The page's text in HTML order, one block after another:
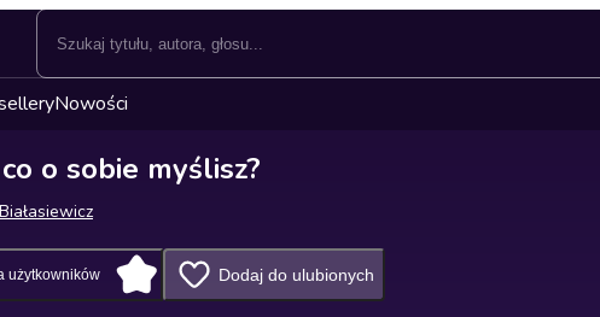
Nowości
o sobie myślisz?
użytkowników Dodaj do ulubionych